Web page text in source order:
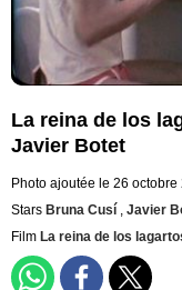
La reina de los
Javier Botet
Photo ajoutée le 26 octobre
Stars Bruna Cusí , Javier
Film La reina de los